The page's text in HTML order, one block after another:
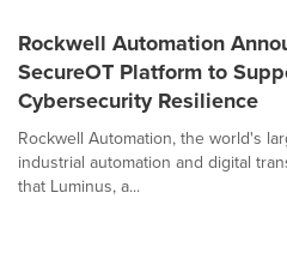
Rockwell Automation
SecureOT Platform to
Cybersecurity Resilience
Rockwell Automation, the world's
industrial automation and digital
that Luminus, a...